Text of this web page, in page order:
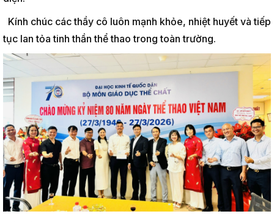
Kính chúc các thầy cô luôn mạnh khỏe, nhiệt huyết và tiếp
tục lan tỏa tinh thần thể thao trong toàn trường.